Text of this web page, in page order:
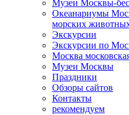
Музеи Москвы-
Океанариумы
морских
Экскурсии
Экскурсии по
Москва
Музеи Москвы
Праздники
Обзоры сайтов
Контакты
рекомендуем